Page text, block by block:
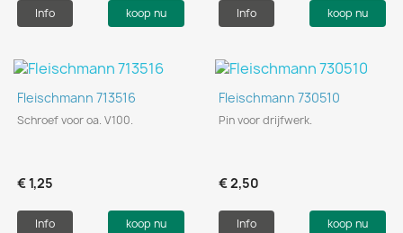
Info koop nu Info koop nu
Fleischmann 713516
Schroef voor oa. V100.
€ 1,25
Info koop nu
Fleischmann 730510
Pin voor drijfwerk.
€ 2,50
Info koop nu